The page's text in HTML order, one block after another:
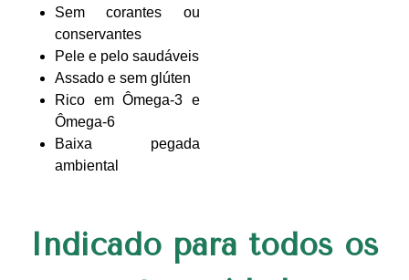
Sem corantes ou
conservantes
Pele e pelo saudáveis
Assado e sem glúten
Rico em Ômega-3 e
Ômega-6
Baixa pegada
ambiental
Indicado para todos os